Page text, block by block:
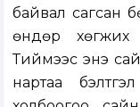
байвал сагсан
өндөр
Тиймээс энэ
нартаа